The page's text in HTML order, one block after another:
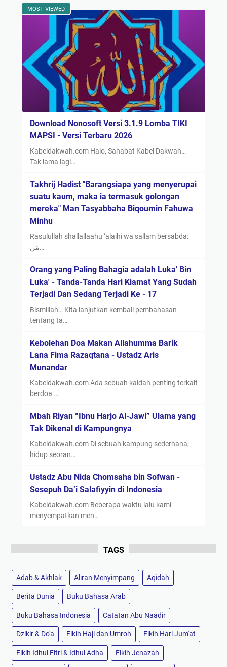
MOST VIEWED
Download Nonosoft Versi 3.1.9 Lomba TIKI
MAPSI - Versi Terbaru 2026
Kabeldakwah.com Halo, Sahabat Kabel Dakwah…
Tak lama lagi…
Takhrij Hadist "Barangsiapa yang menyerupai
suatu kaum, maka ia termasuk golongan
mereka" Man Tasyabbaha Biqoumin Fahuwa
Minhu
Rasulullah shallallaahu ‘alaihi wa sallam bersabda:
مَن…
Orang yang Paling Bahagia adalah Luka' Bin
Luka' - Tanda-Tanda Hari Kiamat Yang Sudah
Terjadi Dan Sedang Terjadi Ke - 17
Bismillah… Kita lanjutkan kembali pembahasan
tentang ta…
Kebolehan Doa Makan Allahumma Barik
Lana Fima Razaqtana - Ustadz Aris
Munandar
Kabeldakwah.com Ada sebuah kaidah penting terkait
berdoa …
Mbah Riyan “Ibnu Harjo Al-Jawi” Ulama yang
Tak Dikenal di Kampungnya
Kabeldakwah.com Di sebuah kampung sederhana,
hidup seoran…
Ustadz Abu Nida Chomsaha bin Sofwan -
Sesepuh Da’i Salafiyyin di Indonesia
Kabeldakwah.com Beberapa waktu lalu kami
menyempatkan men…
TAGS
Adab & Akhlak Aliran Menyimpang Aqidah
Berita Dunia Buku Bahasa Arab
Buku Bahasa Indonesia Catatan Abu Naadir
Dzikir & Do'a Fikih Haji dan Umroh Fikih Hari Jum'at
Fikih Idhul Fitri & Idhul Adha Fikih Jenazah